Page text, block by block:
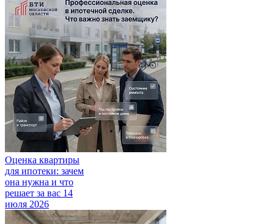
Оценка квартиры
для ипотеки: зачем
она нужна и что
решает за вас 14
июля 2026